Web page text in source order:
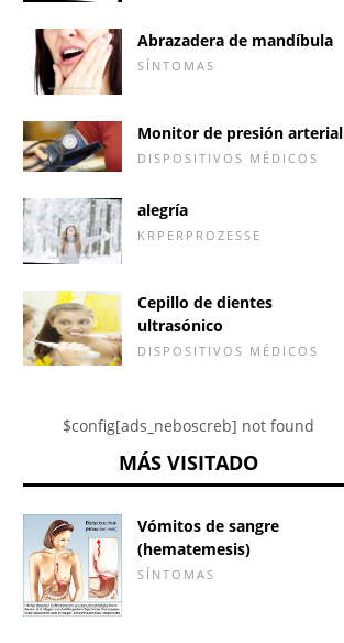
Abrazadera de mandíbula
SÍNTOMAS
Monitor de presión arterial
DISPOSITIVOS MÉDICOS
alegría
KRPERPROZESSE
Cepillo de dientes
ultrasónico
DISPOSITIVOS MÉDICOS
$config[ads_neboscreb] not found
MÁS VISITADO
Vómitos de sangre
(hematemesis)
SÍNTOMAS